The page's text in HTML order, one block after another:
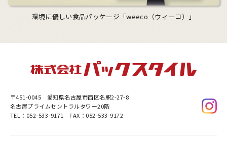
環境に優しい食品パッケージ「weeco（ウィーコ）」
〒451-0045 愛知県名古屋市西区名駅2-27-8
名古屋プライムセントラルタワー20階
TEL：052-533-9171 FAX：052-533-9172